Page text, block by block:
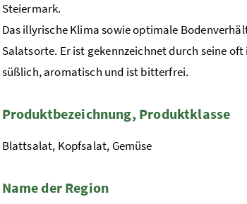
Steiermark.
Das illyrische Klima sowie optimale
Salatsorte. Er ist gekennzeichnet durch seine
süßlich, aromatisch und ist bitterfrei.
Produktbezeichnung, Produktklasse
Blattsalat, Kopfsalat, Gemüse
Name der Region